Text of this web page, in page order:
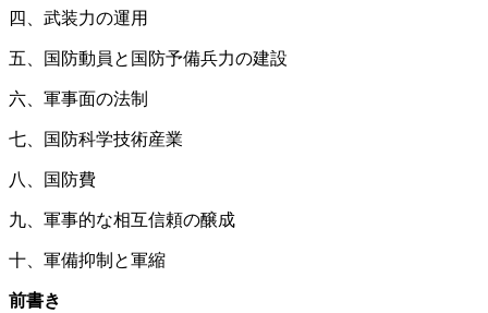
四、武装力の運用
五、国防動員と国防予備兵力の建設
六、軍事面の法制
七、国防科学技術産業
八、国防費
九、軍事的な相互信頼の醸成
十、軍備抑制と軍縮
前書き